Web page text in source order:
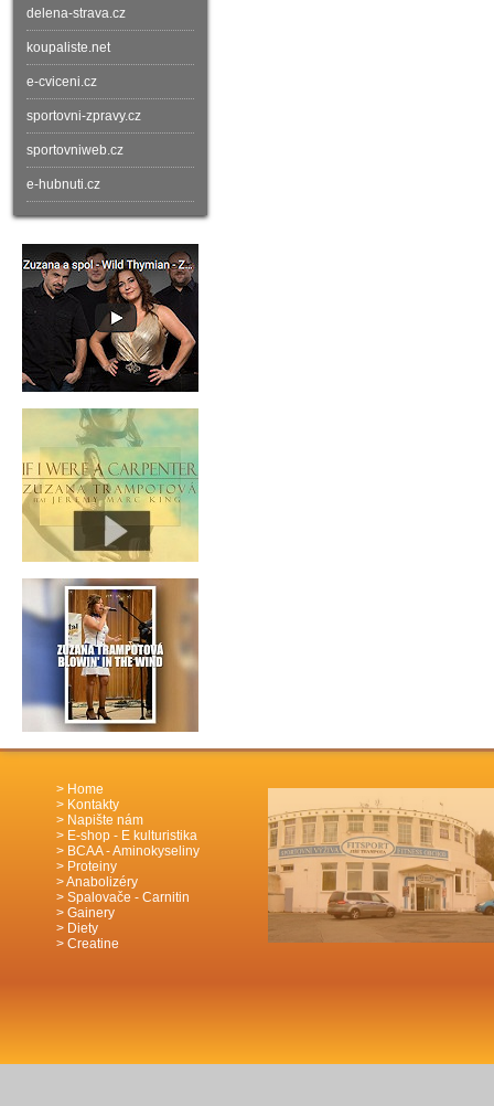
delena-strava.cz
koupaliste.net
e-cviceni.cz
sportovni-zpravy.cz
sportovniweb.cz
e-hubnuti.cz
Home
Kontakty
Napište nám
E-shop - E kulturistika
BCAA - Aminokyseliny
Proteiny
Anabolizéry
Spalovače - Carnitin
Gainery
Diety
Creatine